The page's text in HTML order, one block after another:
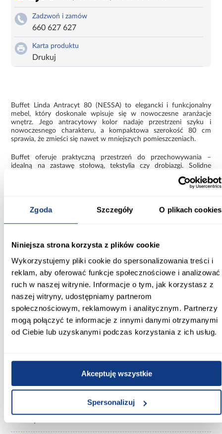
Zgoda Szczegóły O plikach cookies
Niniejsza strona korzysta z plików cookie
Wykorzystujemy pliki cookie do spersonalizowania treści i
reklam, aby oferować funkcje społecznościowe i analizować
ruch w naszej witrynie. Informacje o tym, jak korzystasz z
naszej witryny, udostępniamy partnerom
społecznościowym, reklamowym i analitycznym. Partnerzy
mogą połączyć te informacje z innymi danymi otrzymanymi
od Ciebie lub uzyskanymi podczas korzystania z ich usług.
Akceptuję wszystkie
Spersonalizuj
Zadzwoń i zamów
660 627 627
Karta produktu
Drukuj
Buffet Linda Antracyt 80 (NESSA) to elegancki i funkcjonalny
mebel, który doskonale wpisuje się w nowoczesne aranżacje
wnętrz. Jego antracytowy kolor nadaje przestrzeni szyku i
nowoczesnego charakteru, a kompaktowa szerokość 80 cm
sprawia, że zmieści się nawet w mniejszych pomieszczeniach.
Buffet oferuje praktyczną przestrzeń do przechowywania –
idealną na zastawę stołową, tekstylia czy drobiazgi. Solidne
jest zarówno estetyczny, jak i trwały. To doskonały wybór do
Informacje Transport Informacje o
Szerokość [cm]:
80
Głębokość [cm]:
40.00
Wysokość [cm]:
177.00
antracyt